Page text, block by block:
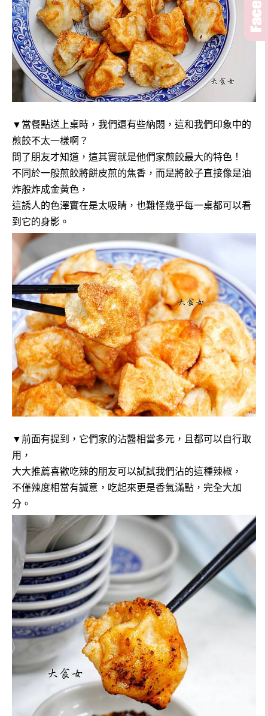
▼當餐點送上桌時，我們還有些納悶，這和我們印象中的
煎餃不太一樣啊？
問了朋友才知道，這其實就是他們家煎餃最大的特色！
不同於一般煎餃將餅皮煎的焦香，而是將餃子直接像是油
炸般炸成金黃色，
這誘人的色澤實在是太吸睛，也難怪幾乎每一桌都可以看
到它的身影。
▼前面有提到，它們家的沾醬相當多元，且都可以自行取
用，
大大推薦喜歡吃辣的朋友可以試試我們沾的這種辣椒，
不僅辣度相當有誠意，吃起來更是香氣滿點，完全大加
分。